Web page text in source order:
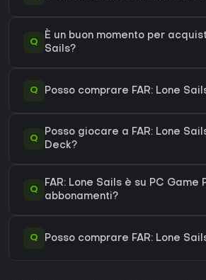
Q
È un buon momento per
Sails?
Q Posso comprare FAR: Lone
Q
Posso giocare a FAR: Lone
Deck?
Q
FAR: Lone Sails è su PC Game
abbonamenti?
Q Posso comprare FAR: Lone